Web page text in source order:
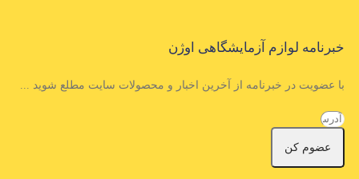
خبرنامه لوازم آزمایشگاهی اوژن
با عضویت در خبرنامه از آخرین اخبار و محصولات سایت مطلع شوید ...
عضوم کن